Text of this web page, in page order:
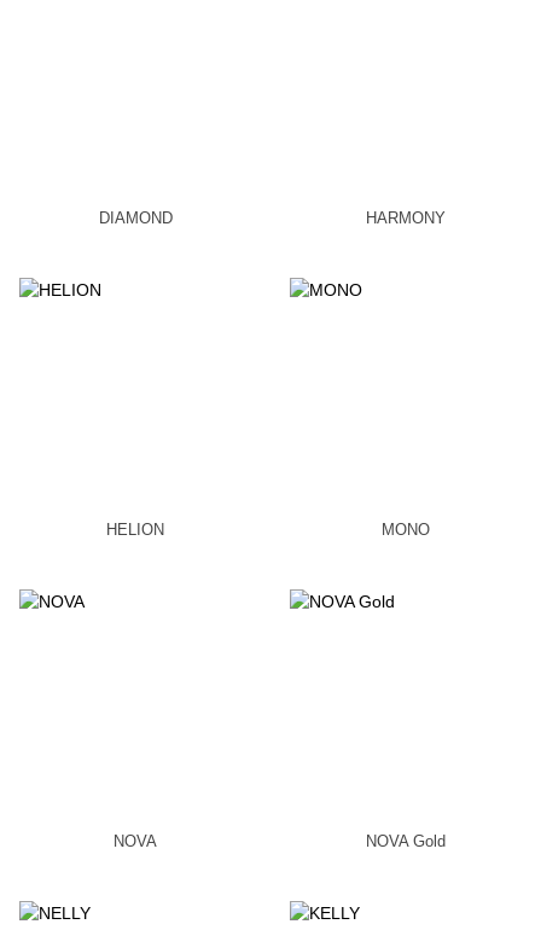
DIAMOND HARMONY
HELION MONO
NOVA NOVA Gold